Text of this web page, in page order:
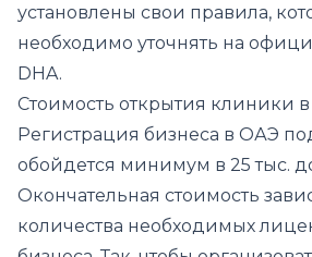
установлены свои правила,
необходимо уточнять на
DHA.
Стоимость открытия клиники
Регистрация бизнеса в ОАЭ
обойдется минимум в 25 тыс.
Окончательная стоимость
количества необходимых